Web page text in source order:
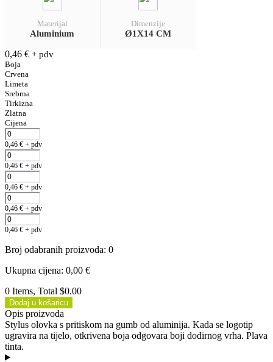
Materijal
Aluminium
Dimenzije
Ø1X14 CM
0,46 € + pdv
Boja
Crvena
Limeta
Srebrna
Tirkizna
Zlatna
Cijena
0,46 € + pdv
0,46 € + pdv
0,46 € + pdv
0,46 € + pdv
0,46 € + pdv
Broj odabranih proizvoda: 0
Ukupna cijena: 0,00 €
0 Items, Total $0.00
Dodaj u košaricu
Opis proizvoda
Stylus olovka s pritiskom na gumb od aluminija. Kada se logotip
ugravira na tijelo, otkrivena boja odgovara boji dodirnog vrha. Plava
tinta.